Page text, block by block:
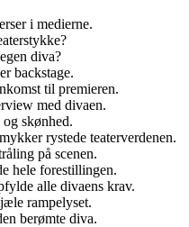
i medierne.
diva?
backstage.
til premieren.
med divaen.
skønhed.
rystede teaterverdenen.
på scenen.
hele forestillingen.
alle divaens krav.
rampelyset.
berømte diva.